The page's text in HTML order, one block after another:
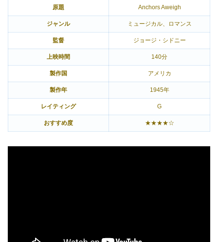
原題 Anchors Aweigh
ジャンル ミュージカル、ロマンス
監督 ジョージ・シドニー
上映時間 140分
製作国 アメリカ
製作年 1945年
レイティング G
おすすめ度 ★★★★☆